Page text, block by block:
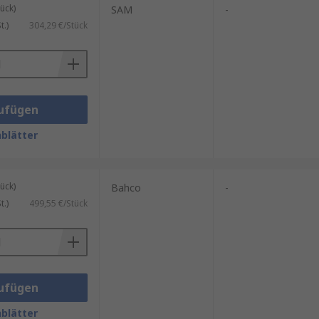
304,29 €/Stück
SAM -
499,55 €/Stück
Bahco -